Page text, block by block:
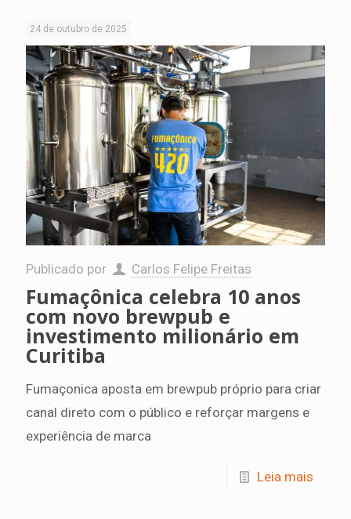
24 de outubro de 2025
Publicado por Carlos Felipe Freitas
Fumaçônica celebra 10 anos
com novo brewpub e
investimento milionário em
Curitiba
Fumaçonica aposta em brewpub próprio para criar
canal direto com o público e reforçar margens e
experiência de marca
Leia mais